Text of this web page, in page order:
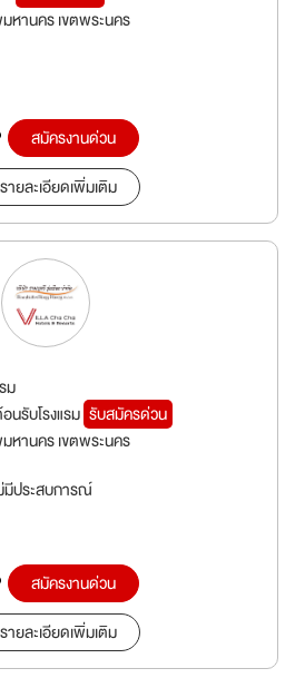
หานคร เขตพระนคร
สมัครงานด่วน
ายละเอียดเพิ่มเติม
ม
นรับโรงแรม รับสมัครด่วน
หานคร เขตพระนคร
มีประสบการณ์
สมัครงานด่วน
ายละเอียดเพิ่มเติม